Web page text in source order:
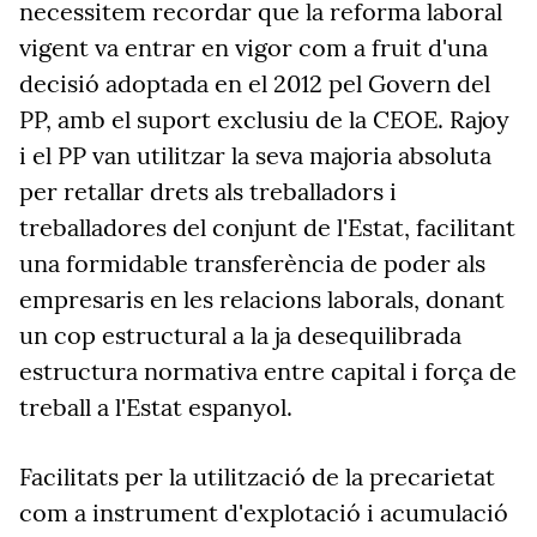
necessitem recordar que la reforma laboral
vigent va entrar en vigor com a fruit d'una
decisió adoptada en el 2012 pel Govern del
PP, amb el suport exclusiu de la CEOE. Rajoy
i el PP van utilitzar la seva majoria absoluta
per retallar drets als treballadors i
treballadores del conjunt de l'Estat, facilitant
una formidable transferència de poder als
empresaris en les relacions laborals, donant
un cop estructural a la ja desequilibrada
estructura normativa entre capital i força de
treball a l'Estat espanyol.
Facilitats per la utilització de la precarietat
com a instrument d'explotació i acumulació